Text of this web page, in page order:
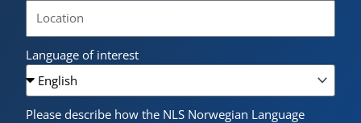
Language of interest
Please describe how the NLS Norwegian Language